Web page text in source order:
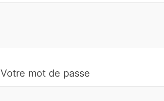
Votre mot de passe